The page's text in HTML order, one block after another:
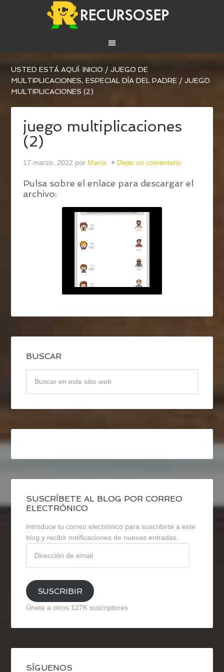
USTED ESTÁ AQUÍ:INICIO / JUEGO DE
MULTIPLICACIONES, ESPECIAL DÍA DEL PADRE / JUEGO
MULTIPLICACIONES (2)
juego multiplicaciones
(2)
17 marzo, 2022 por María Dejar un comentario
Pulsa sobre el enlace para descargar el
archivo:
BUSCAR
SUSCRÍBETE AL BLOG POR CORREO
ELECTRÓNICO
Introduce tu correo electrónico para suscribirte a este
blog y recibir notificaciones de nuevas entradas.
email
SUSCRIBIR
Únete a otros 127K suscriptores
SÍGUENOS